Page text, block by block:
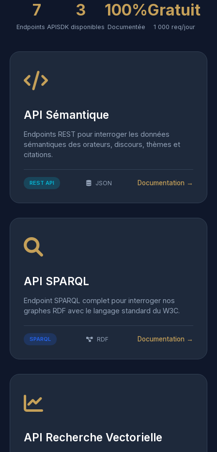
7
Endpoints API
3
SDK disponibles
100%
Documentée
Gratuit
1 000 req/jour
API Sémantique
Endpoints REST pour interroger les données
sémantiques des orateurs, discours, thèmes et
citations.
REST API JSON Documentation →
API SPARQL
Endpoint SPARQL complet pour interroger nos
graphes RDF avec le langage standard du W3C.
SPARQL RDF Documentation →
API Recherche Vectorielle